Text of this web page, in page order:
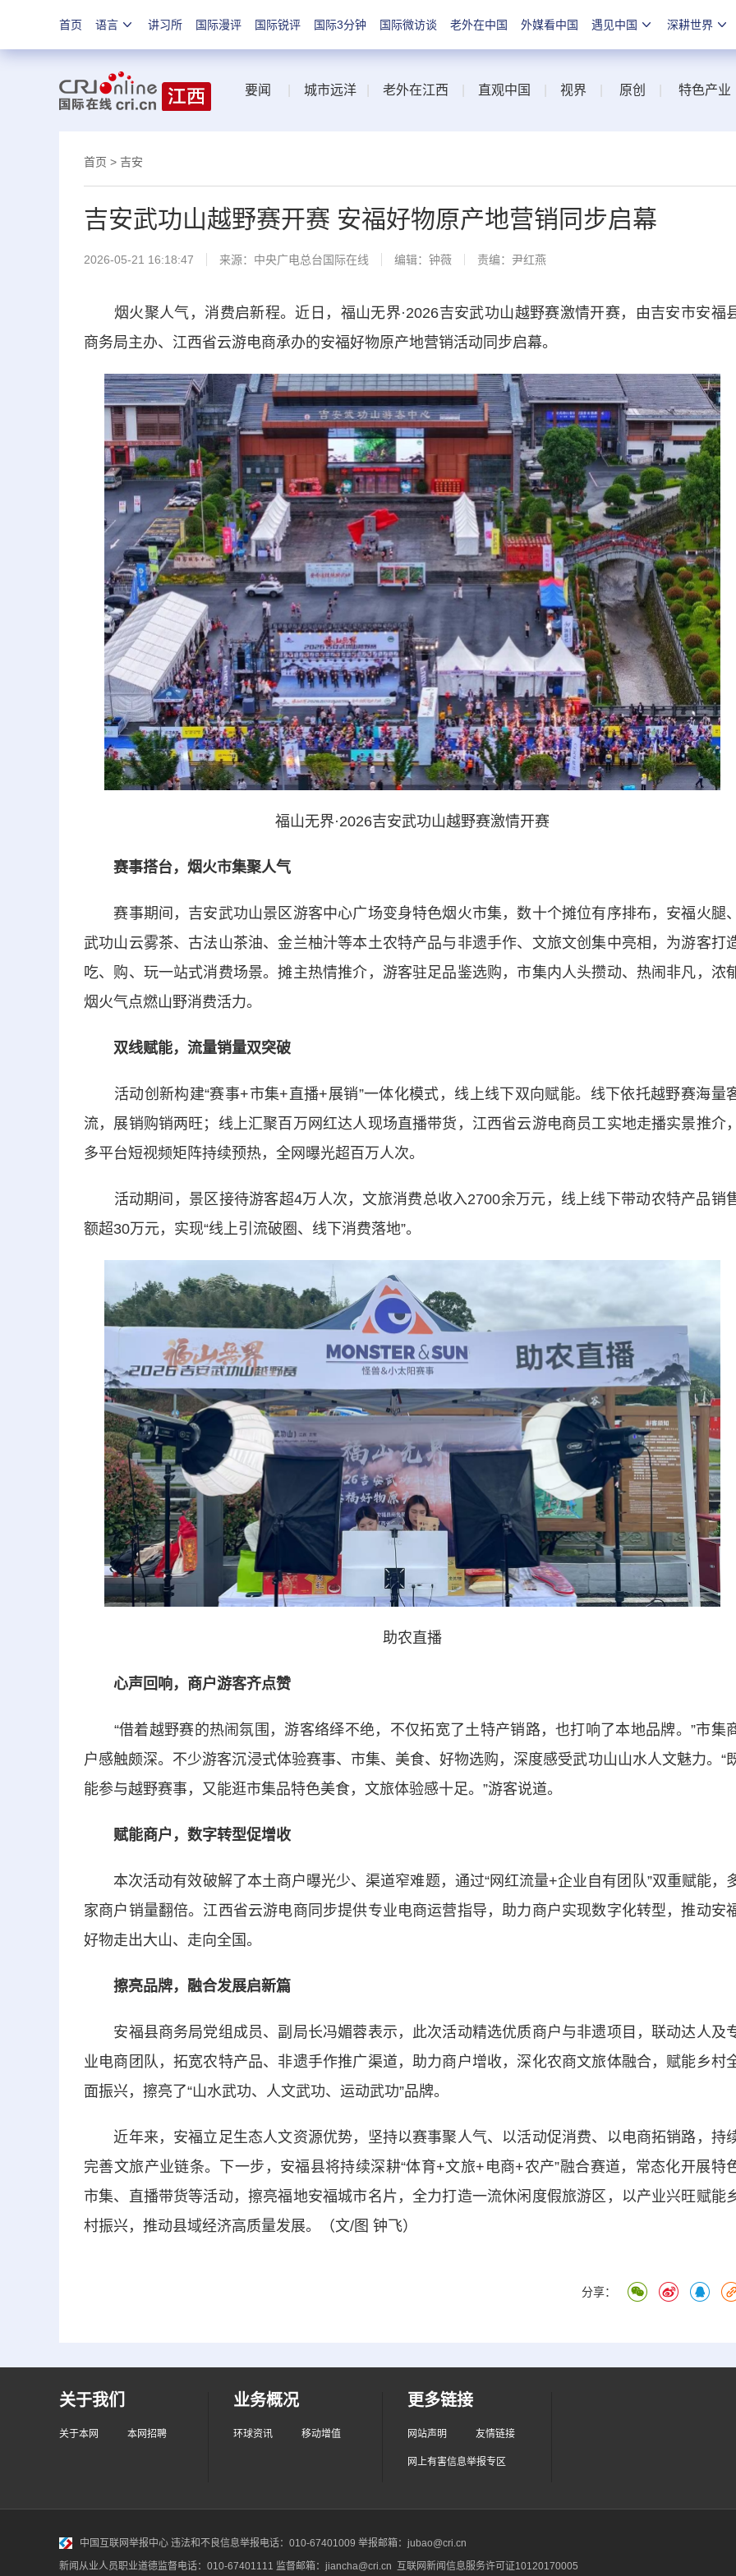
首页 语言 讲习所 国际漫评 国际锐评 国际3分钟 国际微访谈 老外在中国 外媒看中国 遇见中国 深耕世界
要闻 城市远洋 老外在江西 直观中国 视界 原创 特色产业
首页 > 吉安
吉安武功山越野赛开赛 安福好物原产地营销同步启幕
2026-05-21 16:18:47 来源：中央广电总台国际在线 编辑：钟薇 责编：尹红燕
烟火聚人气，消费启新程。近日，福山无界·2026吉安武功山越野赛激情开赛，由吉安市安福
商务局主办、江西省云游电商承办的安福好物原产地营销活动同步启幕。
福山无界·2026吉安武功山越野赛激情开赛
赛事搭台，烟火市集聚人气
赛事期间，吉安武功山景区游客中心广场变身特色烟火市集，数十个摊位有序排布，安福火腿
武功山云雾茶、古法山茶油、金兰柚汁等本土农特产品与非遗手作、文旅文创集中亮相，为游客打
吃、购、玩一站式消费场景。摊主热情推介，游客驻足品鉴选购，市集内人头攒动、热闹非凡，浓
烟火气点燃山野消费活力。
双线赋能，流量销量双突破
活动创新构建“赛事+市集+直播+展销”一体化模式，线上线下双向赋能。线下依托越野赛海量
流，展销购销两旺；线上汇聚百万网红达人现场直播带货，江西省云游电商员工实地走播实景推介
多平台短视频矩阵持续预热，全网曝光超百万人次。
活动期间，景区接待游客超4万人次，文旅消费总收入2700余万元，线上线下带动农特产品销
额超30万元，实现“线上引流破圈、线下消费落地”。
助农直播
心声回响，商户游客齐点赞
“借着越野赛的热闹氛围，游客络绎不绝，不仅拓宽了土特产销路，也打响了本地品牌。”市集
户感触颇深。不少游客沉浸式体验赛事、市集、美食、好物选购，深度感受武功山山水人文魅力。“
能参与越野赛事，又能逛市集品特色美食，文旅体验感十足。”游客说道。
赋能商户，数字转型促增收
本次活动有效破解了本土商户曝光少、渠道窄难题，通过“网红流量+企业自有团队”双重赋能，
家商户销量翻倍。江西省云游电商同步提供专业电商运营指导，助力商户实现数字化转型，推动安
好物走出大山、走向全国。
擦亮品牌，融合发展启新篇
安福县商务局党组成员、副局长冯媚蓉表示，此次活动精选优质商户与非遗项目，联动达人及
业电商团队，拓宽农特产品、非遗手作推广渠道，助力商户增收，深化农商文旅体融合，赋能乡村
面振兴，擦亮了“山水武功、人文武功、运动武功”品牌。
近年来，安福立足生态人文资源优势，坚持以赛事聚人气、以活动促消费、以电商拓销路，持
完善文旅产业链条。下一步，安福县将持续深耕“体育+文旅+电商+农产”融合赛道，常态化开展特
市集、直播带货等活动，擦亮福地安福城市名片，全力打造一流休闲度假旅游区，以产业兴旺赋能
村振兴，推动县域经济高质量发展。（文/图 钟飞）
分享：
关于我们
关于本网 本网招聘
业务概况
环球资讯 移动增值
更多链接
网站声明 友情链接
网上有害信息举报专区
中国互联网举报中心 违法和不良信息举报电话：010-67401009 举报邮箱：jubao@cri.cn
新闻从业人员职业道德监督电话：010-67401111 监督邮箱：jiancha@cri.cn 互联网新闻信息服务许可证10120170005